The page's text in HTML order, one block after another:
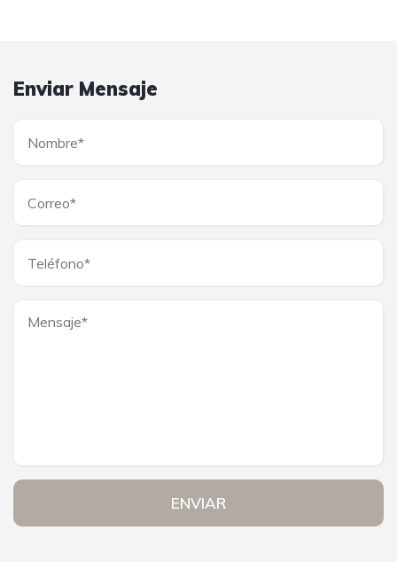
Enviar Mensaje
ENVIAR